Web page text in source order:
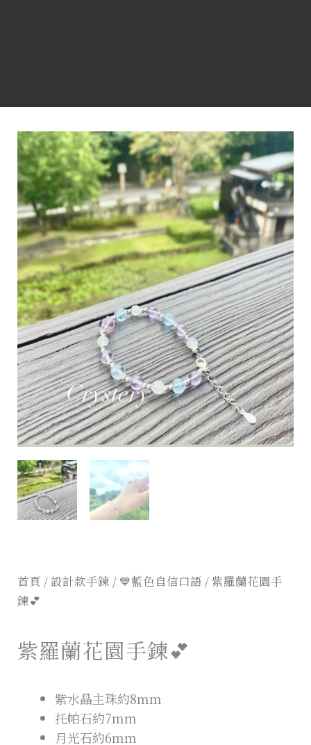
首頁 /設計款手鍊 / 💙藍色自信口語 / 紫羅蘭花園手
鍊💕
紫羅蘭花園手鍊💕
紫水晶主珠約8mm
托帕石約7mm
月光石約6mm